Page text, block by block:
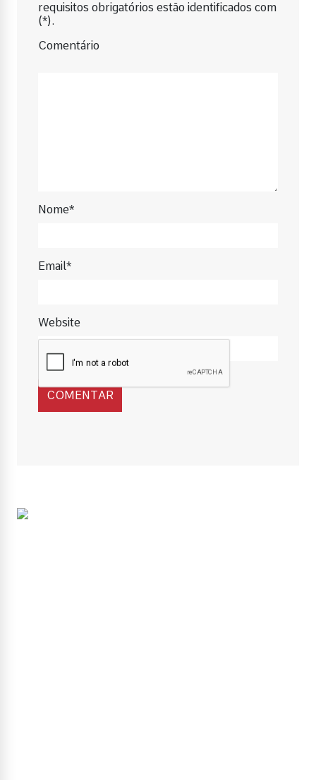
requisitos obrigatórios estão identificados com
(*).
Comentário
Nome*
Email*
Website